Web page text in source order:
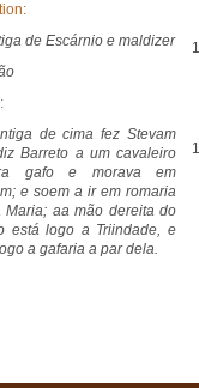
de Escárnio e maldizer
de cima fez Stevam
Barreto a um cavaleiro
gafo e morava em
e soem a ir em romaria
Maria; aa mão dereita do
está logo a Triindade, e
a gafaria a par dela.